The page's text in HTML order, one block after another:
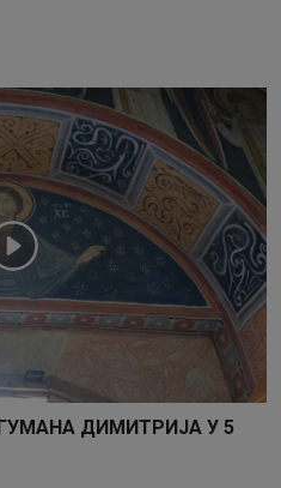
ДИМИТРИЈА У 5